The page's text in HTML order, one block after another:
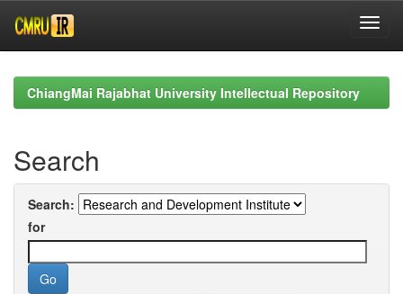
navigationChiangMai Rajabhat University Intellectual Repository
Search
Search:
for